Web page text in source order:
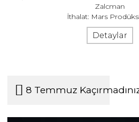
Zalcman
İthalat: Mars
Detaylar
8 Temmuz